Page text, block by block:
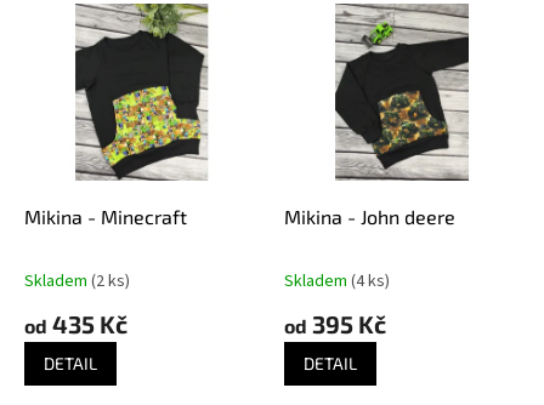
Mikina - Minecraft
Skladem (2 ks)
od 435 Kč
DETAIL
Mikina - John deere
Skladem (4 ks)
od 395 Kč
DETAIL